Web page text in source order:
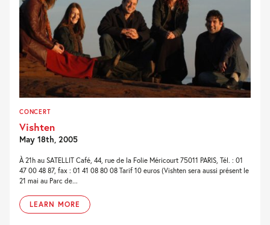
CONCERT
Vishten
May 18th, 2005
À 21h au SATELLIT Café, 44, rue de la Folie Méricourt 75011 PARIS, Tél. : 01
47 00 48 87, fax : 01 41 08 80 08 Tarif 10 euros (Vishten sera aussi présent le
21 mai au Parc de...
LEARN MORE